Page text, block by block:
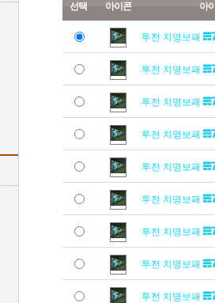
선택 아이콘 아
투전 치명보패
투전 치명보패
투전 치명보패
투전 치명보패
투전 치명보패
투전 치명보패
투전 치명보패
투전 치명보패
투전 치명보패